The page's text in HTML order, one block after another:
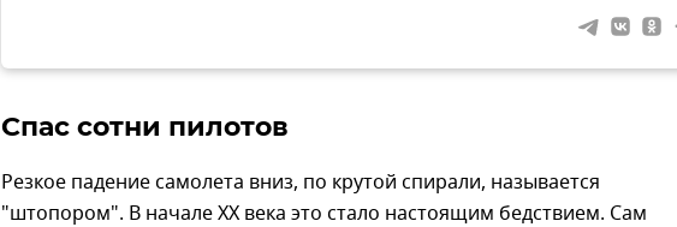
Спас сотни пилотов
Резкое падение самолета вниз, по крутой спирали, называется
"штопором". В начале ХХ века это стало настоящим бедствием. Сам